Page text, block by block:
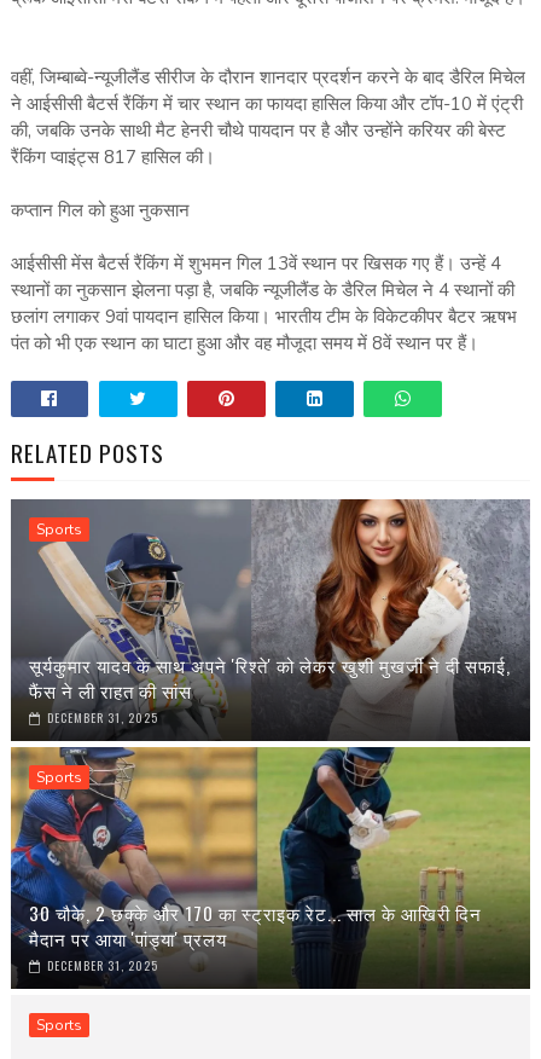
वहीं, जिम्बाब्वे-न्यूजीलैंड सीरीज के दौरान शानदार प्रदर्शन करने के बाद डैरिल मिचेल
ने आईसीसी बैटर्स रैंकिंग में चार स्थान का फायदा हासिल किया और टॉप-10 में एंट्री
की, जबकि उनके साथी मैट हेनरी चौथे पायदान पर है और उन्होंने करियर की बेस्ट
रैंकिंग प्वाइंट्स 817 हासिल की।
कप्तान गिल को हुआ नुकसान
आईसीसी मेंस बैटर्स रैंकिंग में शुभमन गिल 13वें स्थान पर खिसक गए हैं। उन्हें 4
स्थानों का नुकसान झेलना पड़ा है, जबकि न्यूजीलैंड के डैरिल मिचेल ने 4 स्थानों की
छलांग लगाकर 9वां पायदान हासिल किया। भारतीय टीम के विकेटकीपर बैटर ऋषभ
पंत को भी एक स्थान का घाटा हुआ और वह मौजूदा समय में 8वें स्थान पर हैं।
RELATED POSTS
Sports
सूर्यकुमार यादव के साथ अपने 'रिश्ते' को लेकर खुशी मुखर्जी ने दी सफाई,
फैंस ने ली राहत की सांस
DECEMBER 31, 2025
Sports
30 चौके, 2 छक्के और 170 का स्ट्राइक रेट... साल के आखिरी दिन
मैदान पर आया 'पांड्या' प्रलय
DECEMBER 31, 2025
Sports